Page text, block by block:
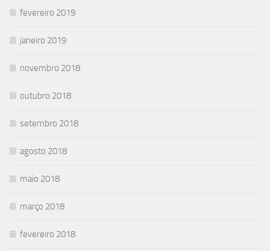
fevereiro 2019
janeiro 2019
novembro 2018
outubro 2018
setembro 2018
agosto 2018
maio 2018
março 2018
fevereiro 2018